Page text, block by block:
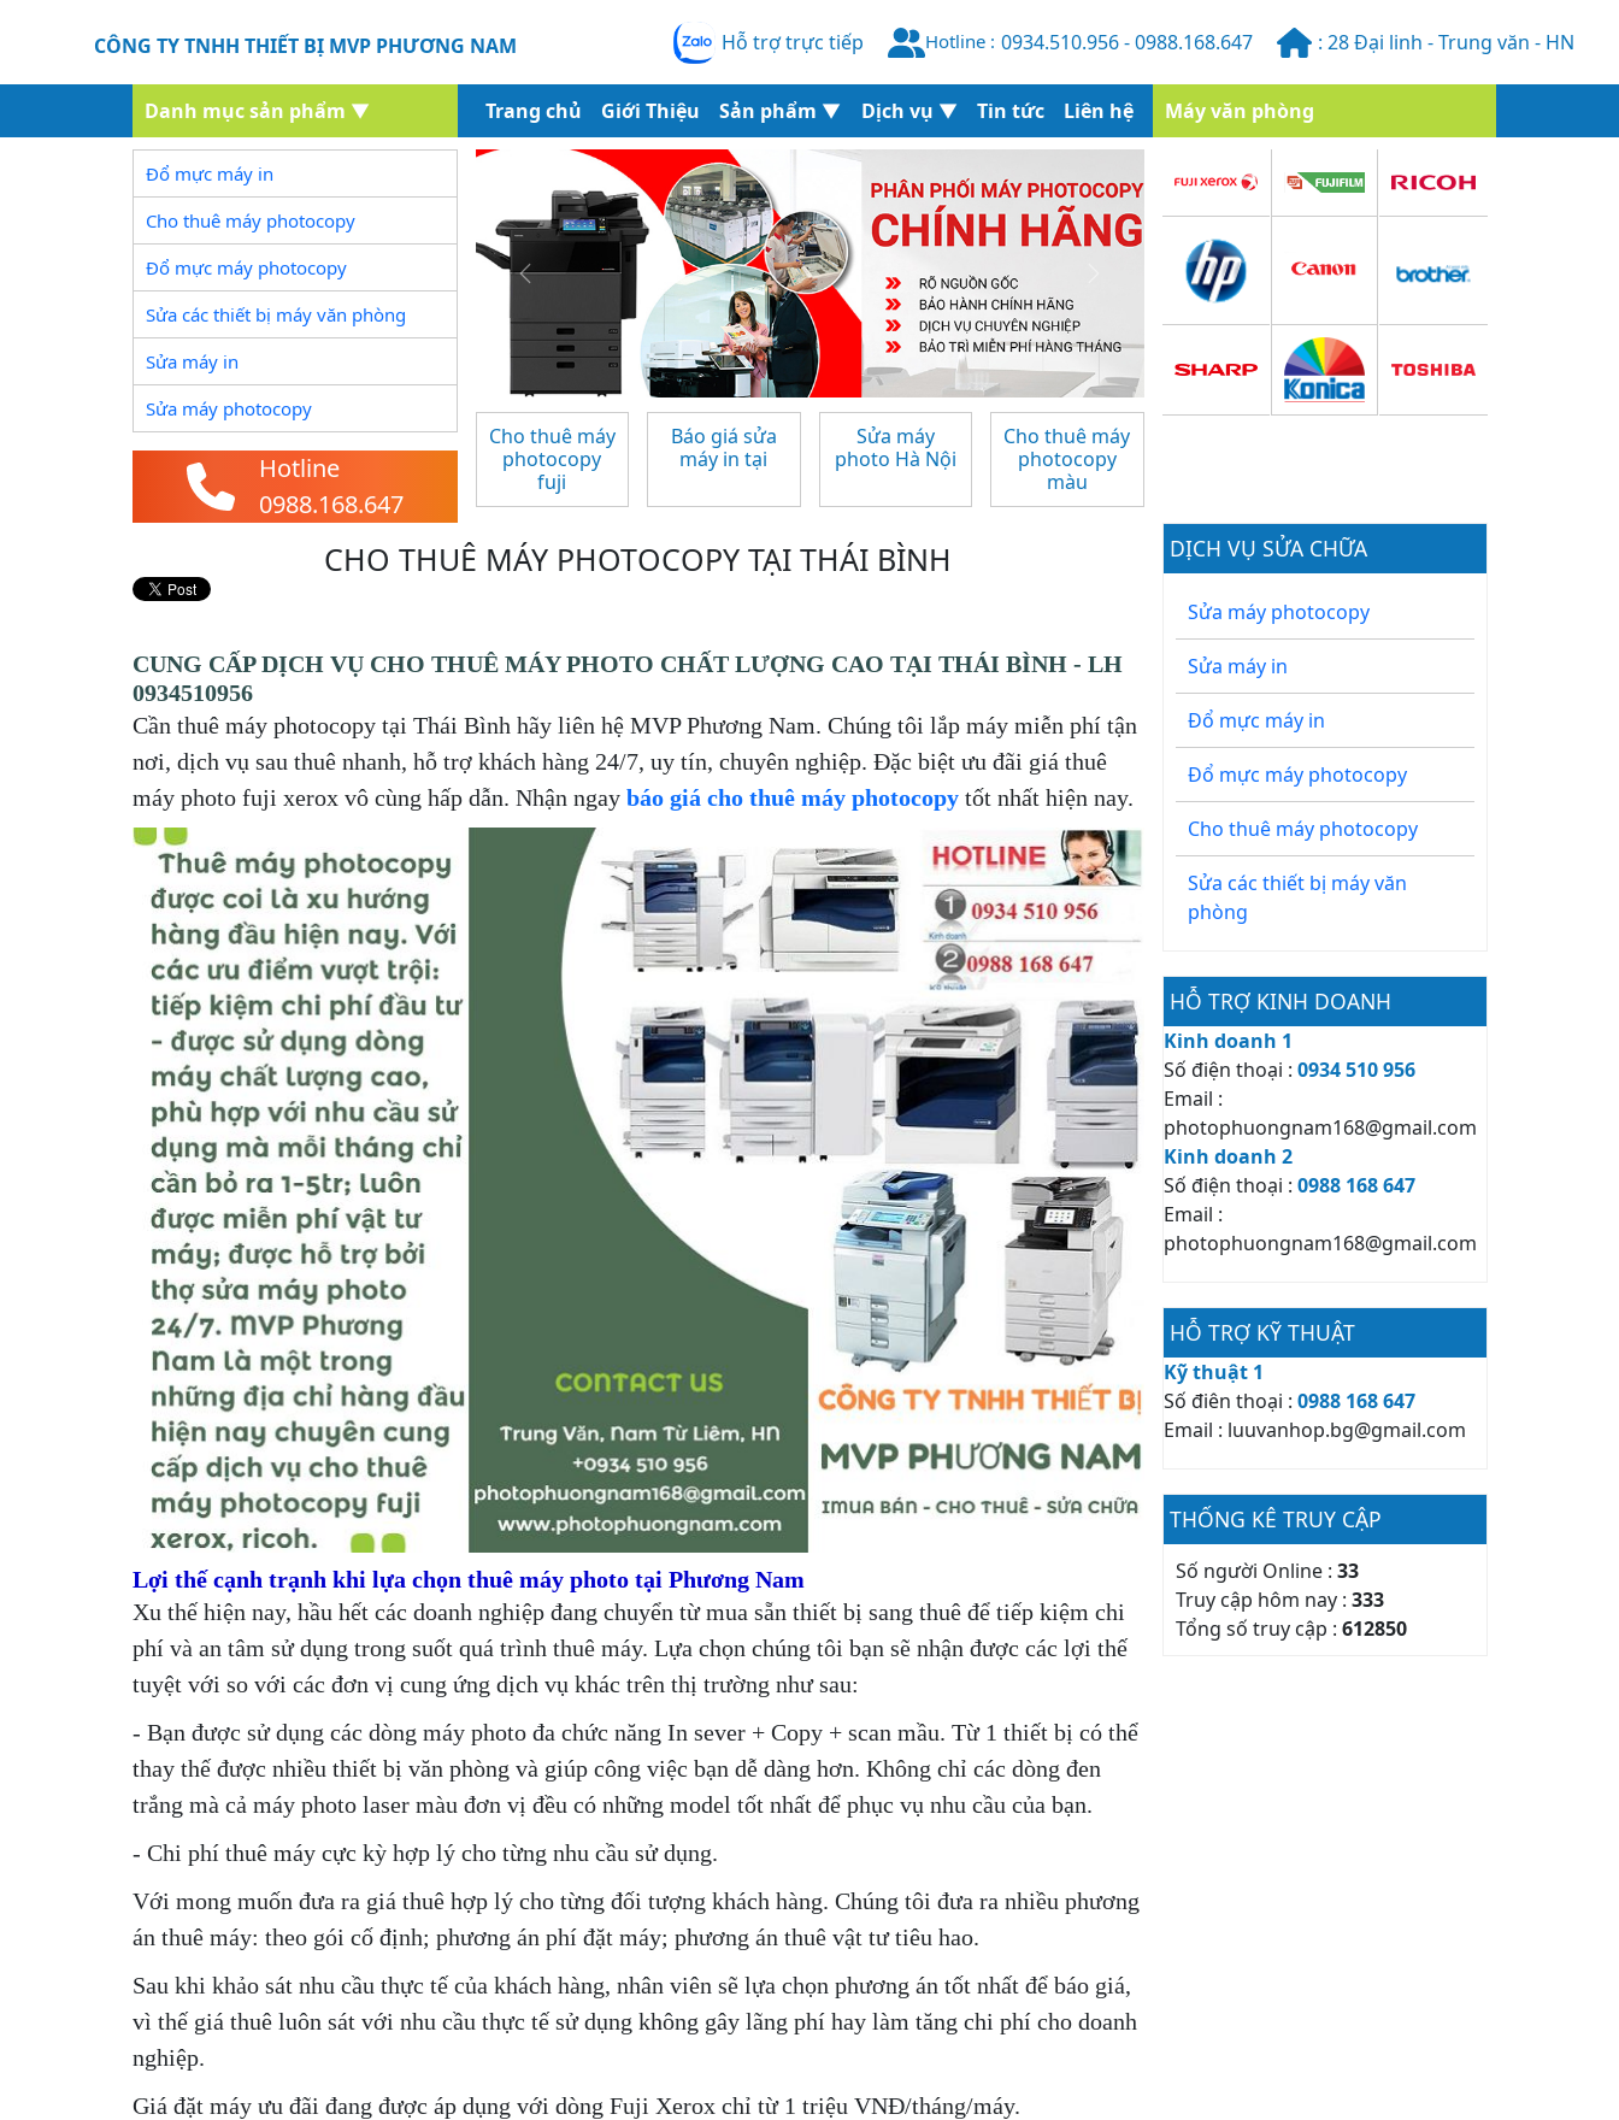
CÔNG TY TNHH THIẾT BỊ MVP PHƯƠNG NAM Hỗ trợ trực tiếp Hotline : 0934.510.956 - 0988.168.647 : 28 Đại linh - Trung văn - HN
Danh mục sản phẩm ▼ Trang chủ Giới Thiệu Sản phẩm ▼ Dịch vụ ▼ Tin tức Liên hệ Máy văn phòng
Đổ mực máy in
Cho thuê máy photocopy
Đổ mực máy photocopy
Sửa các thiết bị máy văn phòng
Sửa máy in
Sửa máy photocopy
Hotline
0988.168.647
Previous
Cho thuê máy
photocopy
fuji
Báo giá sửa
máy in tại
Sửa máy
photo Hà Nội
Cho thuê máy
photocopy
màu
CHO THUÊ MÁY PHOTOCOPY TẠI THÁI BÌNH
CUNG CẤP DỊCH VỤ CHO THUÊ MÁY PHOTO CHẤT LƯỢNG CAO TẠI THÁI BÌNH - LH
0934510956
Cần thuê máy photocopy tại Thái Bình hãy liên hệ MVP Phương Nam. Chúng tôi lắp máy miễn phí tận
nơi, dịch vụ sau thuê nhanh, hỗ trợ khách hàng 24/7, uy tín, chuyên nghiệp. Đặc biệt ưu đãi giá thuê
máy photo fuji xerox vô cùng hấp dẫn. Nhận ngay báo giá cho thuê máy photocopytốt nhất hiện nay.
Lợi thế cạnh trạnh khi lựa chọn thuê máy photo tại Phương Nam
Xu thế hiện nay, hầu hết các doanh nghiệp đang chuyển từ mua sẵn thiết bị sang thuê để tiếp kiệm chi
phí và an tâm sử dụng trong suốt quá trình thuê máy. Lựa chọn chúng tôi bạn sẽ nhận được các lợi thế
tuyệt với so với các đơn vị cung ứng dịch vụ khác trên thị trường như sau:
- Bạn được sử dụng các dòng máy photo đa chức năng In sever + Copy + scan mầu. Từ 1 thiết bị có thể
thay thế được nhiều thiết bị văn phòng và giúp công việc bạn dễ dàng hơn. Không chỉ các dòng đen
trắng mà cả máy photo laser màu đơn vị đều có những model tốt nhất để phục vụ nhu cầu của bạn.
- Chi phí thuê máy cực kỳ hợp lý cho từng nhu cầu sử dụng.
Với mong muốn đưa ra giá thuê hợp lý cho từng đối tượng khách hàng. Chúng tôi đưa ra nhiều phương
án thuê máy: theo gói cố định; phương án phí đặt máy; phương án thuê vật tư tiêu hao.
Sau khi khảo sát nhu cầu thực tế của khách hàng, nhân viên sẽ lựa chọn phương án tốt nhất để báo giá,
vì thế giá thuê luôn sát với nhu cầu thực tế sử dụng không gây lãng phí hay làm tăng chi phí cho doanh
nghiệp.
Giá đặt máy ưu đãi đang được áp dụng với dòng Fuji Xerox chỉ từ 1 triệu VNĐ/tháng/máy.
DỊCH VỤ SỬA CHỮA
Sửa máy photocopy
Sửa máy in
Đổ mực máy in
Đổ mực máy photocopy
Cho thuê máy photocopy
Sửa các thiết bị máy văn
phòng
HỖ TRỢ KINH DOANH
Kinh doanh 1
Số điện thoại : 0934 510 956
Email :
photophuongnam168@gmail.com
Kinh doanh 2
Số điện thoại : 0988 168 647
Email :
photophuongnam168@gmail.com
HỖ TRỢ KỸ THUẬT
Kỹ thuật 1
Số điên thoại : 0988 168 647
Email : luuvanhop.bg@gmail.com
THỐNG KÊ TRUY CẬP
Số người Online : 33
Truy cập hôm nay : 333
Tổng số truy cập : 612850